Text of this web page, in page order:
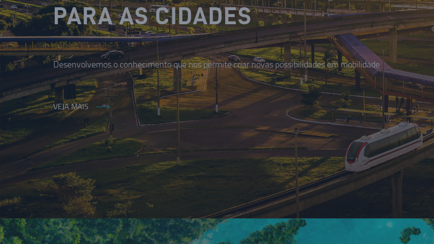
PARA AS CIDADES
Desenvolvemos o conhecimento que nos permite criar novas possibilidades em mobilidade
VEJA MAIS